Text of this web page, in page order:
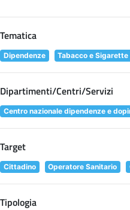
Tematica
Dipendenze Tabacco e
Dipartimenti/Centri/Servizi
Centro nazionale dipendenze e
Target
Cittadino Operatore Sanitario
Tipologia